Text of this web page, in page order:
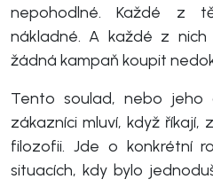
nepohodlné. Každé z
nákladné. A každé z nich
žádná kampaň koupit
Tento soulad, nebo
zákazníci mluví, když říkají,
filozofii. Jde o konkrétní
situacích, kdy bylo